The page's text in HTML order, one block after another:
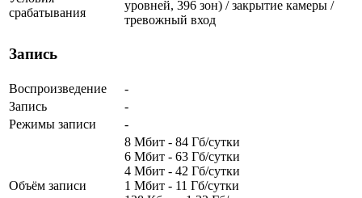
срабатывания
уровней, 396 зон) / закрытие камеры /
тревожный вход
Запись
Воспроизведение
-
Запись
-
Режимы записи
-
Объём записи
8 Мбит - 84 Гб/сутки
6 Мбит - 63 Гб/сутки
4 Мбит - 42 Гб/сутки
1 Мбит - 11 Гб/сутки